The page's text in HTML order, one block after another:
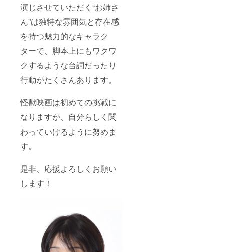
演じさせていただく“お姉さ
ん”は独特な雰囲気と存在感
を持つ魅力的なキャラク
ターで、脚本上にもワクワ
クするような台詞だったり
行動がたくさんあります。
怪獣映画は初めての挑戦に
なりますが、自分らしく関
わっていけるように努めま
す。
是非、応援よろしくお願い
します！